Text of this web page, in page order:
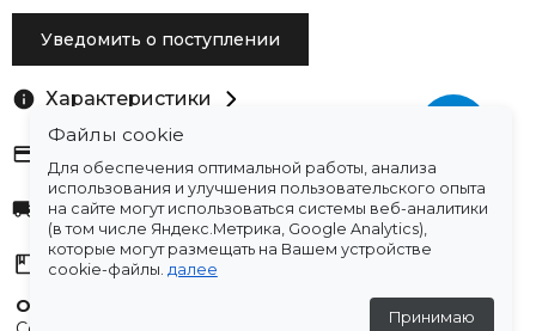
Уведомить о поступлении
Характеристики
Доставка
Склады
Остались вопросы?
Файлы cookie
Для обеспечения оптимальной работы, анализа
использования и улучшения пользовательского опыта
на сайте могут использоваться системы веб-аналитики
(в том числе Яндекс.Метрика, Google Analytics),
которые могут размещать на Вашем устройстве
cookie-файлы. далее
Принимаю